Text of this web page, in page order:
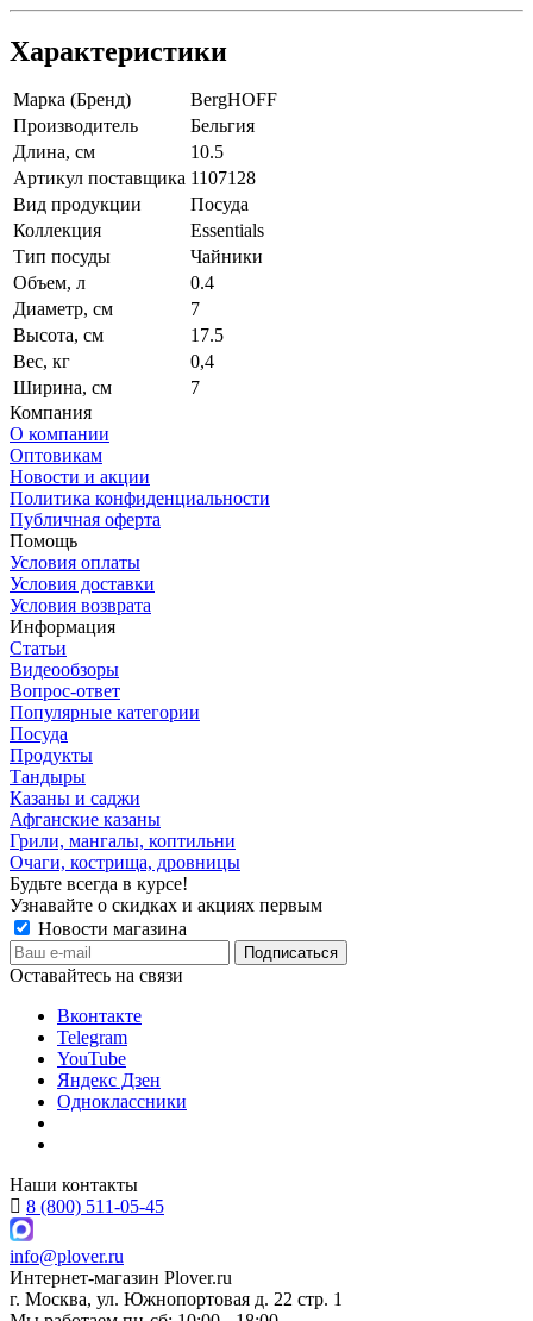
Характеристики
Марка (Бренд)
BergHOFF
Производитель
Бельгия
Длина, см
10.5
Артикул поставщика 1107128
Вид продукции
Посуда
Коллекция
Essentials
Тип посуды
Чайники
Объем, л
0.4
Диаметр, см
7
Высота, см
17.5
Вес, кг
0,4
Ширина, см
7
Компания
О компании
Оптовикам
Новости и акции
Политика конфиденциальности
Публичная оферта
Помощь
Условия оплаты
Условия доставки
Условия возврата
Информация
Статьи
Видеообзоры
Вопрос-ответ
Популярные категории
Посуда
Продукты
Тандыры
Казаны и саджи
Афганские казаны
Грили, мангалы, коптильни
Очаги, кострища, дровницы
Будьте всегда в курсе!
Узнавайте о скидках и акциях первым
Новости магазина
Оставайтесь на связи
Вконтакте
Telegram
YouTube
Яндекс Дзен
Одноклассники
Наши контакты
8 (800) 511-05-45
info@plover.ru
Интернет-магазин Plover.ru
г. Москва, ул. Южнопортовая д. 22 стр. 1